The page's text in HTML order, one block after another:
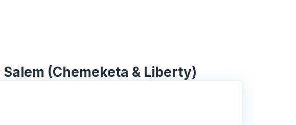
Salem (Chemeketa & Liberty)